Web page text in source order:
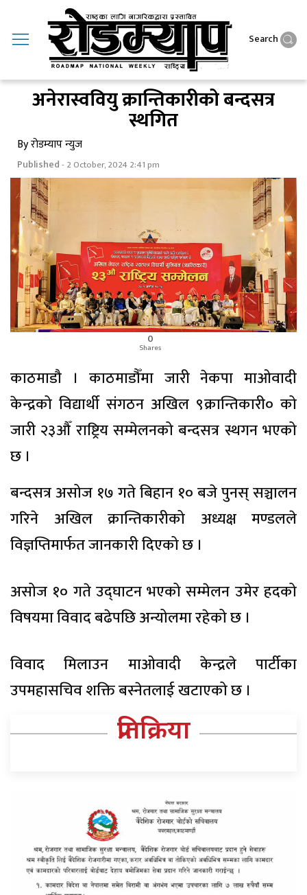
Search
अनेरास्ववियु क्रान्तिकारीको बन्दसत्र
स्थगित
By रोडम्याप न्युज
Published- 2 October, 2024 2:41 pm
0
Shares
काठमाडौ । काठमाडौँमा जारी नेकपा माओवादी
केन्द्रको विद्यार्थी संगठन अखिल ९क्रान्तिकारी० को
जारी २३औँ राष्ट्रिय सम्मेलनको बन्दसत्र स्थगन भएको
छ ।
बन्दसत्र असोज १७ गते बिहान १० बजे पुनस् सञ्चालन
गरिने अखिल क्रान्तिकारीको अध्यक्ष मण्डलले
विज्ञप्तिमार्फत जानकारी दिएको छ ।
असोज १० गते उद्घाटन भएको सम्मेलन उमेर हदको
विषयमा विवाद बढेपछि अन्योलमा रहेको छ ।
विवाद मिलाउन माओवादी केन्द्रले पार्टीका
उपमहासचिव शक्ति बस्नेतलाई खटाएको छ ।
प्रतिक्रिया